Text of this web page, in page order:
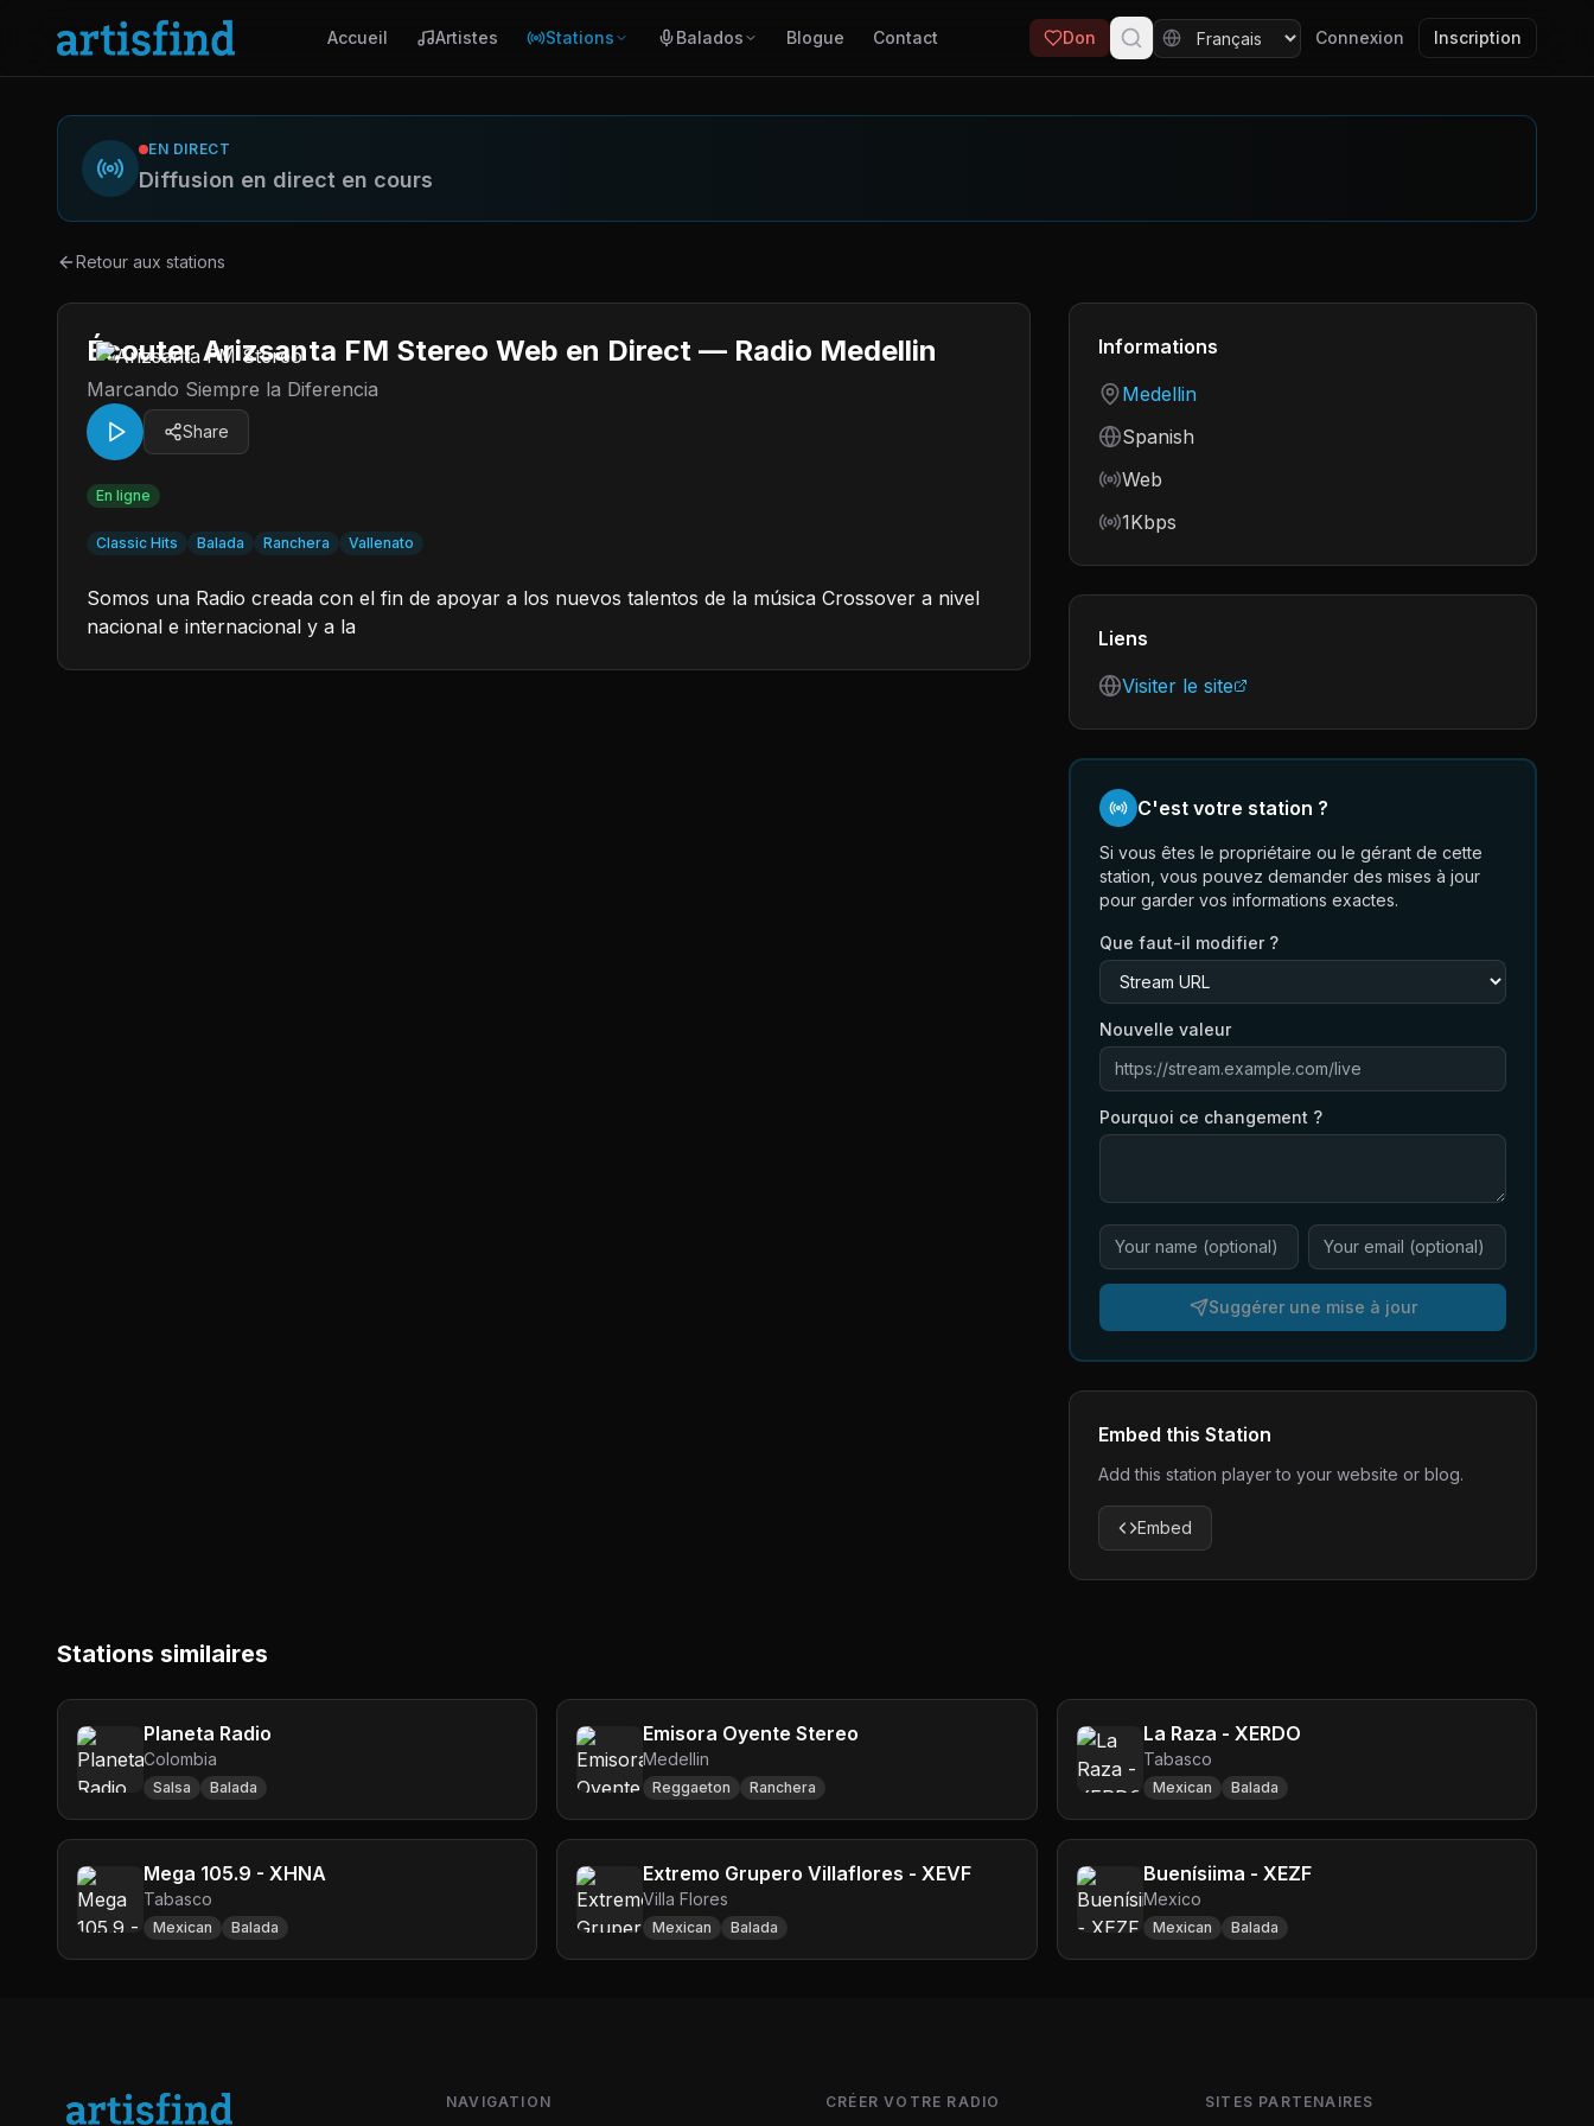
Accueil Artistes Stations Balados Blogue Contact Don Connexion Inscription
EN DIRECT
Diffusion en direct en cours
Retour aux stations
Écouter Arizsanta FM Stereo Web en Direct — Radio Medellin
Marcando Siempre la Diferencia
Share
En ligne
Classic Hits Balada Ranchera Vallenato
Somos una Radio creada con el fin de apoyar a los nuevos talentos de la música Crossover a nivel
nacional e internacional y a la
Informations
Country
Medellin
Language
Spanish
Frequency
Web
Bitrate
1Kbps
Liens
Visiter le site
C'est votre station ?
Si vous êtes le propriétaire ou le gérant de cette
station, vous pouvez demander des mises à jour
pour garder vos informations exactes.
Que faut-il modifier ?
Nouvelle valeur
Pourquoi ce changement ?
Suggérer une mise à jour
Embed this Station
Add this station player to your website or blog.
Embed
Stations similaires
Planeta Radio
Colombia
Salsa Balada
Emisora Oyente Stereo
Medellin
Reggaeton Ranchera
La Raza - XERDO
Tabasco
Mexican Balada
Mega 105.9 - XHNA
Tabasco
Mexican Balada
Extremo Grupero Villaflores - XEVF
Villa Flores
Mexican Balada
Buenísiima - XEZF
Mexico
Mexican Balada
NAVIGATION CRÉER VOTRE RADIO SITES PARTENAIRES